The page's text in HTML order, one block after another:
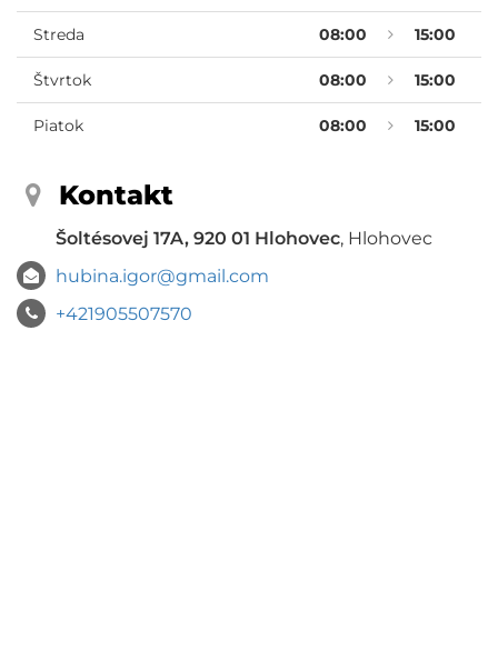
Streda 08:00 15:00
Štvrtok 08:00 15:00
Piatok 08:00 15:00
Kontakt
Šoltésovej 17A, 920 01 Hlohovec, Hlohovec
hubina.igor@gmail.com
+421905507570